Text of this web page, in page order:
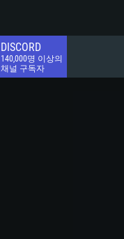
DISCORD
140,000명 이상의
채널 구독자